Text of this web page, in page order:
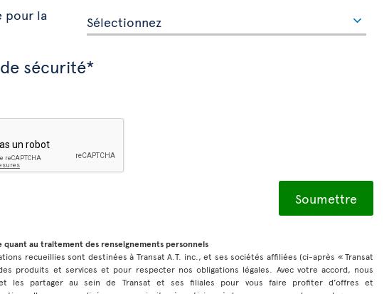
pour la
sécurité*
au traitement des renseignements personnels
recueillies sont destinées à Transat A.T. inc., et ses sociétés affiliées (ci-après « Transat
produits et services et pour respecter nos obligations légales. Avec votre accord, nous
les partager au sein de Transat et ses filiales pour vous faire profiter d’offres et